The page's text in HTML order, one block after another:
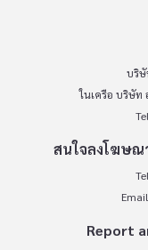
บริษั
ในเครือ บริษัท
สนใจลงโฆษณ
Report